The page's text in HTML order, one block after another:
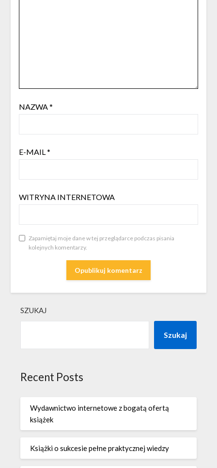
NAZWA*
E-MAIL*
WITRYNA INTERNETOWA
Zapamiętaj moje dane w tej przeglądarce podczas pisania
kolejnych komentarzy.
SZUKAJ
Szukaj
Recent Posts
Wydawnictwo internetowe z bogatą ofertą
książek
Książki o sukcesie pełne praktycznej wiedzy